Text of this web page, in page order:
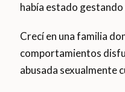
había estado
Crecí en una familia
comportamientos
abusada sexualmente